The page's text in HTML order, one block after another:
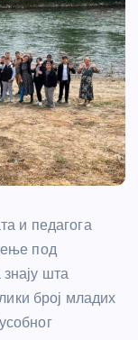
и педагога
под
шта
број младих